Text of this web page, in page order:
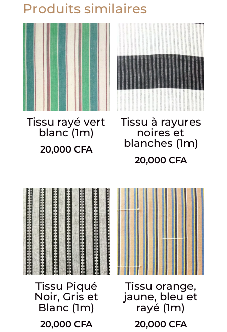
Produits similaires
Tissu rayé vert
blanc (1m)
20,000CFA
Tissu à rayures
noires et
blanches (1m)
20,000 CFA
Tissu Piqué
Noir, Gris et
Blanc (1m)
20,000CFA
Tissu orange,
jaune, bleu et
rayé (1m)
20,000 CFA